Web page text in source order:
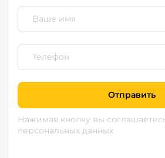
Отправить
Нажимая кнопку вы
персональных данных